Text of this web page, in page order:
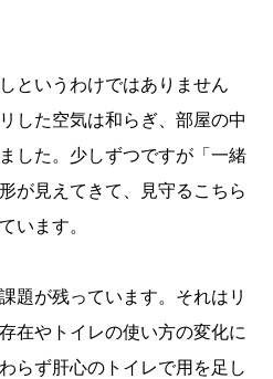
というわけではありません
した空気は和らぎ、部屋の中
した。少しずつですが「一緒
が見えてきて、見守るこちら
います。
題が残っています。それはリ
在やトイレの使い方の変化に
らず肝心のトイレで用を足し